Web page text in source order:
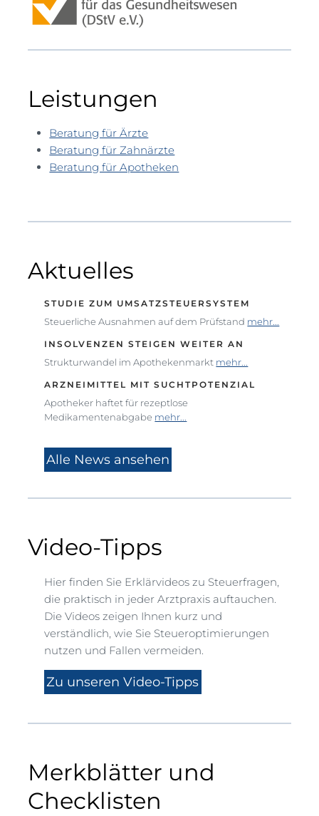
Leistungen
Beratung für Ärzte
Beratung für Zahnärzte
Beratung für Apotheken
Aktuelles
STUDIE ZUM UMSATZSTEUERSYSTEM
Steuerliche Ausnahmen auf dem Prüfstand mehr...
INSOLVENZEN STEIGEN WEITER AN
Strukturwandel im Apothekenmarkt mehr...
ARZNEIMITTEL MIT SUCHTPOTENZIAL
Apotheker haftet für rezeptlose
Medikamentenabgabe mehr...
Alle News ansehen
Video-Tipps
Hier finden Sie Erklärvideos zu Steuerfragen,
die praktisch in jeder Arztpraxis auftauchen.
Die Videos zeigen Ihnen kurz und
verständlich, wie Sie Steueroptimierungen
nutzen und Fallen vermeiden.
Zu unseren Video-Tipps
Merkblätter und
Checklisten